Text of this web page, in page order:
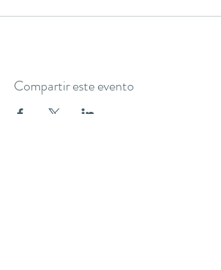
Compartir este evento